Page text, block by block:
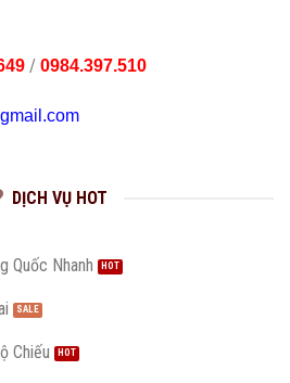
/ 0984.397.510
DỊCH VỤ HOT
Quốc Nhanh
Chiếu